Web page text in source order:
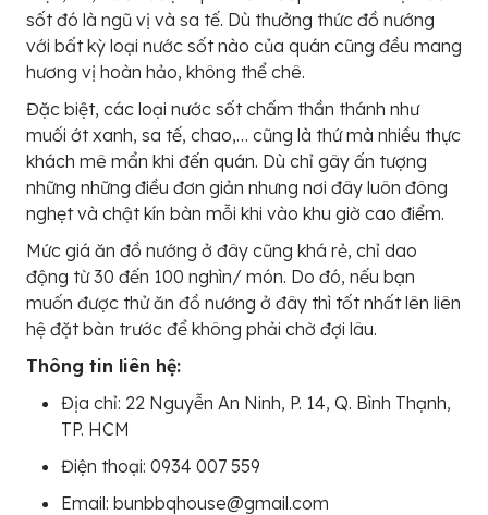
sốt đó là ngũ vị và sa tế. Dù thưởng thức đồ nướng
với bất kỳ loại nước sốt nào của quán cũng đều mang
hương vị hoàn hảo, không thể chê.
Đặc biệt, các loại nước sốt chấm thần thánh như
muối ớt xanh, sa tế, chao,… cũng là thứ mà nhiều thực
khách mê mẩn khi đến quán. Dù chỉ gây ấn tượng
những những điều đơn giản nhưng nơi đây luôn đông
nghẹt và chật kín bàn mỗi khi vào khu giờ cao điểm.
Mức giá ăn đồ nướng ở đây cũng khá rẻ, chỉ dao
động từ 30 đến 100 nghìn/ món. Do đó, nếu bạn
muốn được thử ăn đồ nướng ở đây thì tốt nhất lên liên
hệ đặt bàn trước để không phải chờ đợi lâu.
Thông tin liên hệ:
Địa chỉ: 22 Nguyễn An Ninh, P. 14, Q. Bình Thạnh,
TP. HCM
Điện thoại: 0934 007 559
Email: bunbbqhouse@gmail.com